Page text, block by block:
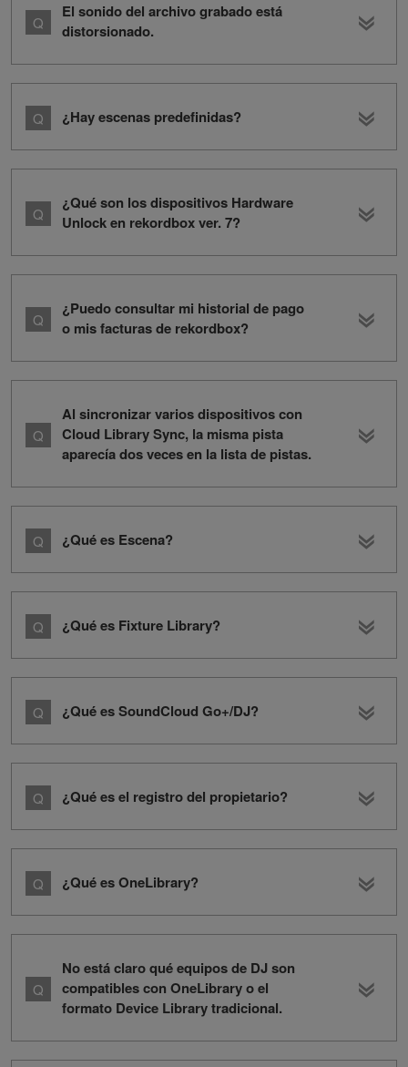
El sonido del archivo grabado está
distorsionado.
¿Hay escenas predefinidas?
¿Qué son los dispositivos Hardware
Unlock en rekordbox ver. 7?
¿Puedo consultar mi historial de pago
o mis facturas de rekordbox?
Al sincronizar varios dispositivos con
Cloud Library Sync, la misma pista
aparecía dos veces en la lista de pistas.
¿Qué es Escena?
¿Qué es Fixture Library?
¿Qué es SoundCloud Go+/DJ?
¿Qué es el registro del propietario?
¿Qué es OneLibrary?
No está claro qué equipos de DJ son
compatibles con OneLibrary o el
formato Device Library tradicional.